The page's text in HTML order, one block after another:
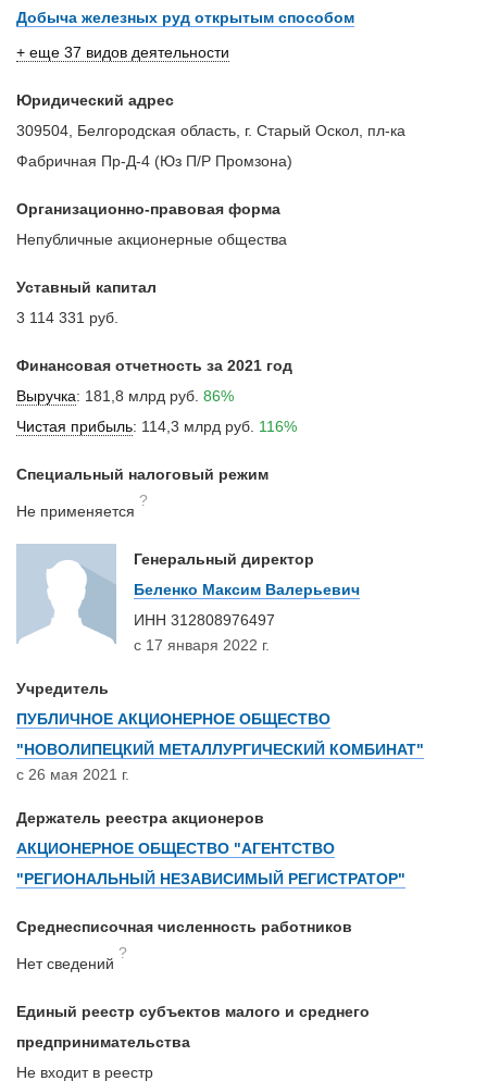
Добыча железных руд открытым способом
+ еще 37 видов деятельности
Юридический адрес
309504, Белгородская область, г. Старый Оскол, пл-ка
Фабричная Пр-Д-4 (Юз П/Р Промзона)
Организационно-правовая форма
Непубличные акционерные общества
Уставный капитал
3 114 331 руб.
Финансовая отчетность за 2021 год
Выручка: 181,8 млрд руб. 86%
Чистая прибыль: 114,3 млрд руб. 116%
Специальный налоговый режим
Не применяется
?
Генеральный директор
Беленко Максим Валерьевич
ИНН 312808976497
с 17 января 2022 г.
Учредитель
ПУБЛИЧНОЕ АКЦИОНЕРНОЕ ОБЩЕСТВО
"НОВОЛИПЕЦКИЙ МЕТАЛЛУРГИЧЕСКИЙ КОМБИНАТ"
с 26 мая 2021 г.
Держатель реестра акционеров
АКЦИОНЕРНОЕ ОБЩЕСТВО "АГЕНТСТВО
"РЕГИОНАЛЬНЫЙ НЕЗАВИСИМЫЙ РЕГИСТРАТОР"
Среднесписочная численность работников
Нет сведений
?
Единый реестр субъектов малого и среднего
предпринимательства
Не входит в реестр